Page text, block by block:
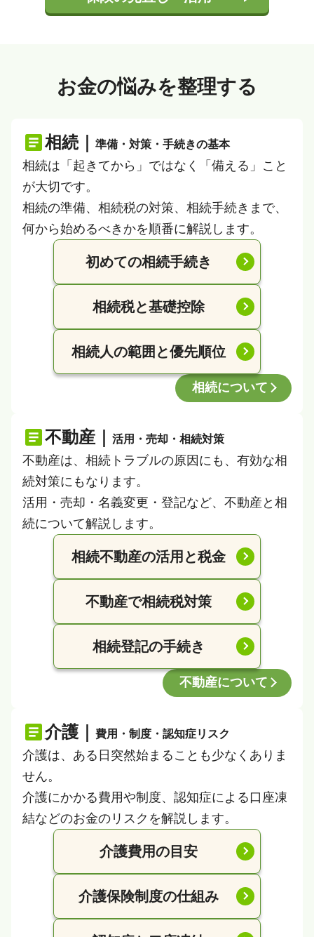
お金の悩みを整理する
相続｜ 準備・対策・手続きの基本
相続は「起きてから」ではなく「備える」こと
が大切です。
相続の準備、相続税の対策、相続手続きまで、
何から始めるべきかを順番に解説します。
初めての相続手続き
相続税と基礎控除
相続人の範囲と優先順位
相続について
不動産｜ 活用・売却・相続対策
不動産は、相続トラブルの原因にも、有効な相
続対策にもなります。
活用・売却・名義変更・登記など、不動産と相
続について解説します。
相続不動産の活用と税金
不動産で相続税対策
相続登記の手続き
不動産について
介護｜ 費用・制度・認知症リスク
介護は、ある日突然始まることも少なくありま
せん。
介護にかかる費用や制度、認知症による口座凍
結などのお金のリスクを解説します。
介護費用の目安
介護保険制度の仕組み